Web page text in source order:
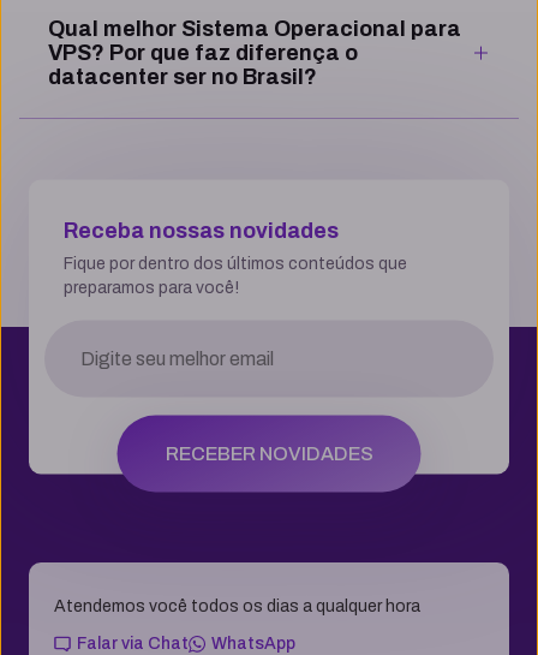
Qual melhor Sistema Operacional para
VPS? Por que faz diferença o
datacenter ser no Brasil?
Receba nossas novidades
Fique por dentro dos últimos conteúdos que
preparamos para você!
RECEBER NOVIDADES
Atendemos você todos os dias a qualquer hora
Falar via Chat WhatsApp